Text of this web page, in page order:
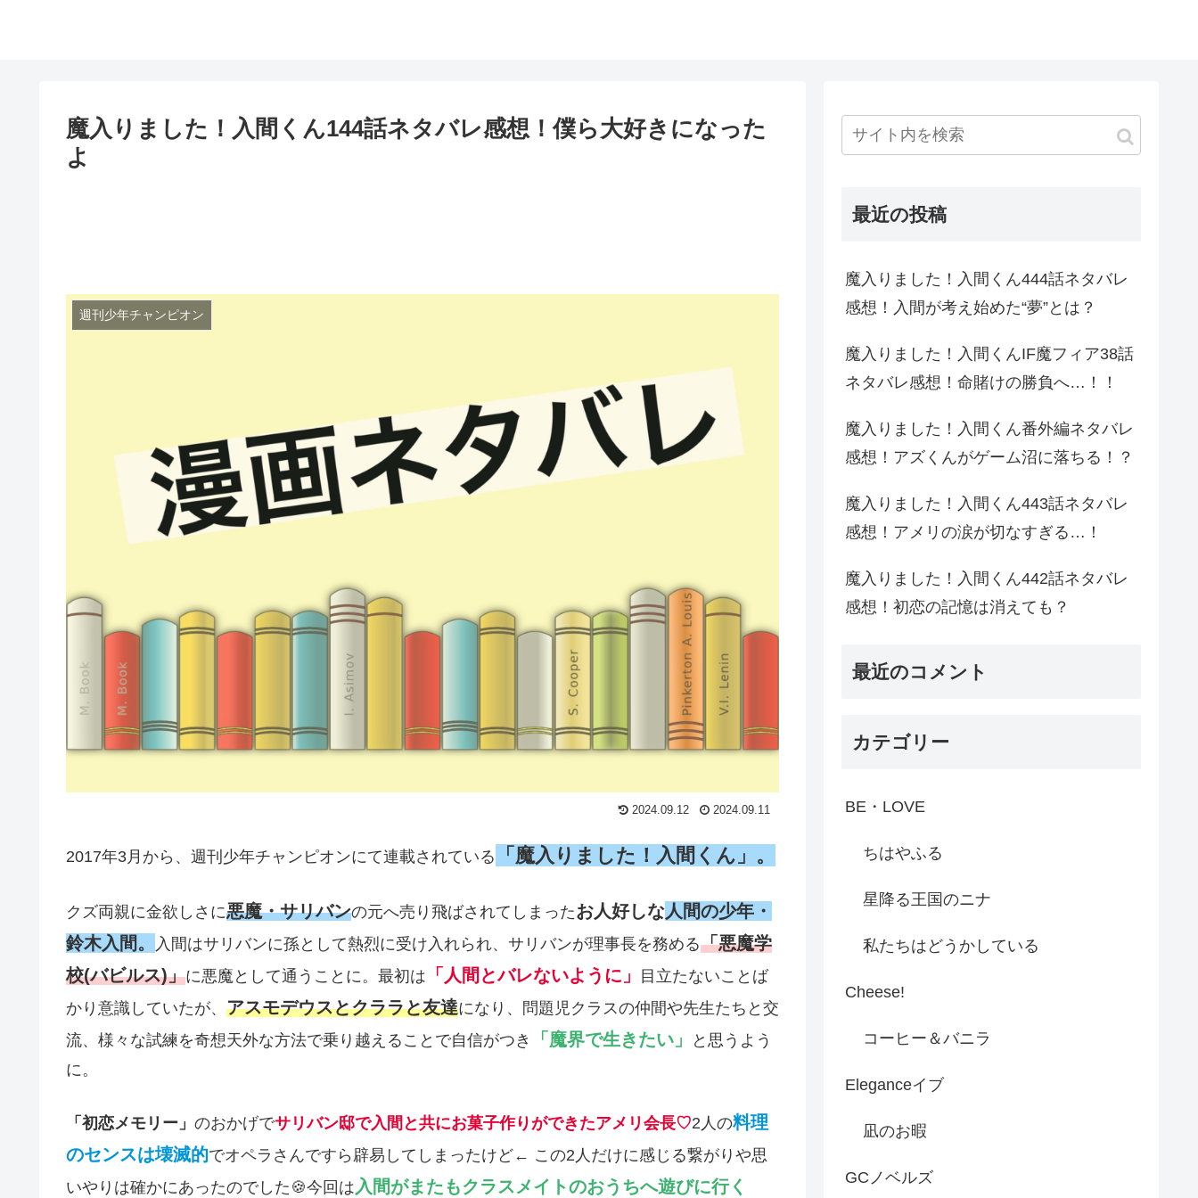
魔入りました！入間くん144話ネタバレ感想！僕ら大好きになった
よ
週刊少年チャンピオン
2024.09.12 2024.09.11
2017年3月から、週刊少年チャンピオンにて連載されている 「魔入りました！入間くん」。
クズ両親に金欲しさに悪魔・サリバンの元へ売り飛ばされてしまったお人好しな人間の少年・
鈴木入間。
入間はサリバンに孫として熱烈に受け入れられ、サリバンが理事長を務める「悪魔学
校(バビルス)」に悪魔として通うことに。最初は 「人間とバレないように」
目立たないことば
かり意識していたが、 アスモデウスとクララと友達になり、問題児クラスの仲間や先生たちと交
流、様々な試練を奇想天外な方法で乗り越えることで自信がつき
「魔界で生きたい」
と思うよう
に。
「初恋メモリー」 のおかげでサリバン邸で入間と共にお菓子作りができたアメリ会長♡2人の料理
のセンスは壊滅的でオペラさんですら辟易してしまったけど← この2人だけに感じる繋がりや思
いやりは確かにあったのでした🍪今回は 入間がまたもクラスメイトのおうちへ遊びに行く
最近の投稿
魔入りました！入間くん444話ネタバレ
感想！入間が考え始めた“夢”とは？
魔入りました！入間くんIF魔フィア38話
ネタバレ感想！命賭けの勝負へ…！！
魔入りました！入間くん番外編ネタバレ
感想！アズくんがゲーム沼に落ちる！？
魔入りました！入間くん443話ネタバレ
感想！アメリの涙が切なすぎる…！
魔入りました！入間くん442話ネタバレ
感想！初恋の記憶は消えても？
最近のコメント
カテゴリー
BE・LOVE
ちはやふる
星降る王国のニナ
私たちはどうかしている
Cheese!
コーヒー＆バニラ
Eleganceイブ
凪のお暇
GCノベルズ